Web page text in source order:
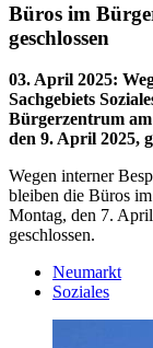
Büros im
geschlossen
03. April 2025:
Sachgebiets
Bürgerzentrum
den 9. April 2025,
Wegen interner
bleiben die Büros
Montag, den 7.
geschlossen.
Neumarkt
Soziales